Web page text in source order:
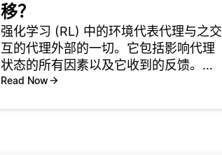
移？
强化学习 (RL) 中的环境代表代理与之交
互的代理外部的一切。它包括影响代理
状态的所有因素以及它收到的反馈。环
境通过转换到新状态并提供奖励或惩罚
Read Now